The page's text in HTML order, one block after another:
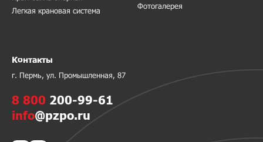
Легкая крановая система
Фотогалерея
Контакты
г. Пермь, ул. Промышленная, 87
8 800 200-99-61
info@pzpo.ru